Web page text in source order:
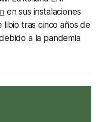
en sus instalaciones
libio tras cinco años de
a la pandemia